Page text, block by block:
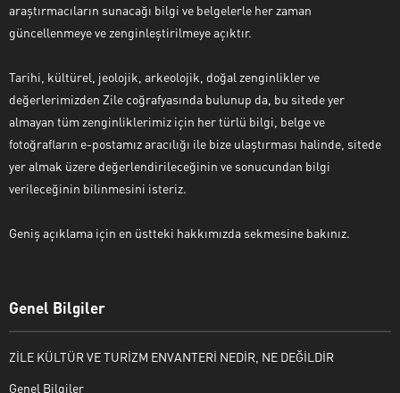
araştırmacıların sunacağı bilgi ve belgelerle her zaman
güncellenmeye ve zenginleştirilmeye açıktır.
Tarihi, kültürel, jeolojik, arkeolojik, doğal zenginlikler ve
değerlerimizden Zile coğrafyasında bulunup da, bu sitede yer
almayan tüm zenginliklerimiz için her türlü bilgi, belge ve
fotoğrafların e-postamız aracılığı ile bize ulaştırması halinde, sitede
yer almak üzere değerlendirileceğinin ve sonucundan bilgi
verileceğinin bilinmesini isteriz.
Geniş açıklama için en üstteki hakkımızda sekmesine bakınız.
Genel Bilgiler
ZİLE KÜLTÜR VE TURİZM ENVANTERİ NEDİR, NE DEĞİLDİR
Genel Bilgiler